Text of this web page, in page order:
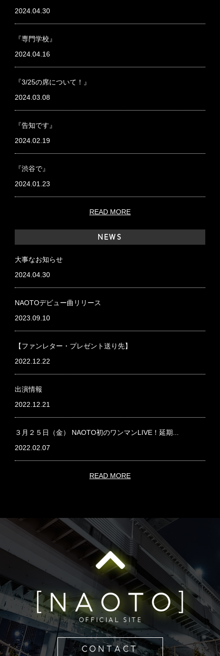
2024.04.30
『専門学校』
2024.04.16
『3/25の席について！』
2024.03.08
『告知です』
2024.02.19
『渋谷で』
2024.01.23
READ MORE
NEWS
大事なお知らせ
2024.04.30
NAOTOデビュー曲リリース
2023.09.10
【ファンレター・プレゼント送り先】
2022.12.22
出演情報
2022.12.21
３月２５日（金） NAOTO初のワンマンLIVE！延期...
2022.02.07
READ MORE
[NAOTO]
OFFICIAL SITE
CONTACT